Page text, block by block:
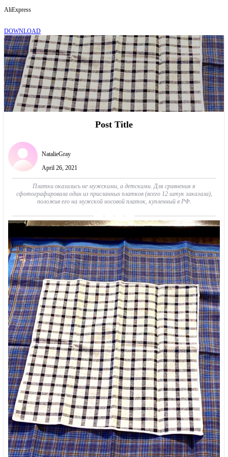
AliExpress
DOWNLOAD
Post Title
NatalieGray
April 26, 2021
Платки оказались не мужскими, а детскими. Для сравнения я
сфотографировала один из присланных платков (всего 12 штук заказала),
положив его на мужской носовой платок, купленный в РФ.